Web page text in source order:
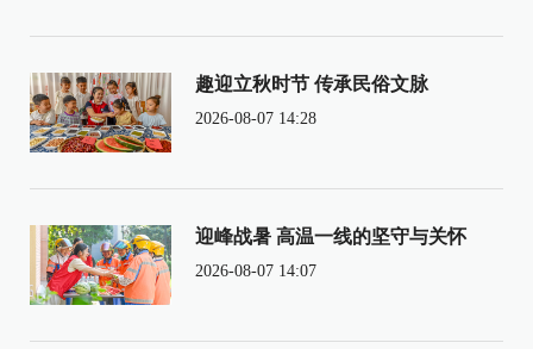
趣迎立秋时节 传承民俗文脉
2026-08-07 14:28
迎峰战暑 高温一线的坚守与关怀
2026-08-07 14:07